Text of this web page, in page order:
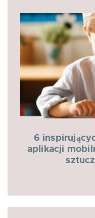
6
aplikacji